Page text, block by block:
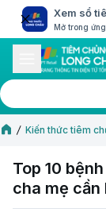
Xem sổ
Mở trong
Kiến thức tiêm
Top 10
cha mẹ cần